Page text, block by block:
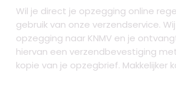
Wil je direct je opzegging online
gebruik van onze verzendservice.
opzegging naar KNMV en je
hiervan een verzendbevestiging
kopie van je opzegbrief. Makkelijker